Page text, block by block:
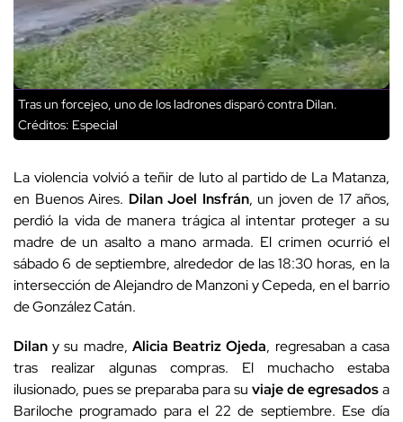
Tras un forcejeo, uno de los ladrones disparó contra Dilan.
Créditos: Especial
La violencia volvió a teñir de luto al partido de La Matanza,
en Buenos Aires. Dilan Joel Insfrán, un joven de 17 años,
perdió la vida de manera trágica al intentar proteger a su
madre de un asalto a mano armada. El crimen ocurrió el
sábado 6 de septiembre, alrededor de las 18:30 horas, en la
intersección de Alejandro de Manzoni y Cepeda, en el barrio
de González Catán.
Dilan y su madre, Alicia Beatriz Ojeda, regresaban a casa
tras realizar algunas compras. El muchacho estaba
ilusionado, pues se preparaba para su viaje de egresadosa
Bariloche programado para el 22 de septiembre. Ese día